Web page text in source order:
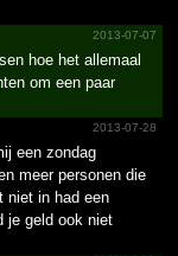
2013-07-07
hoe het allemaal
om een paar
2013-07-28
een zondag
meer personen die
niet in had een
je geld ook niet